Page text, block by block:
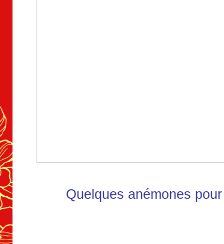
Quelques anémones